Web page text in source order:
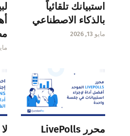
استبيانك تلقائياً
بالذكاء الاصطناعي
مايو 13, 2026
مايو
محرر LivePolls